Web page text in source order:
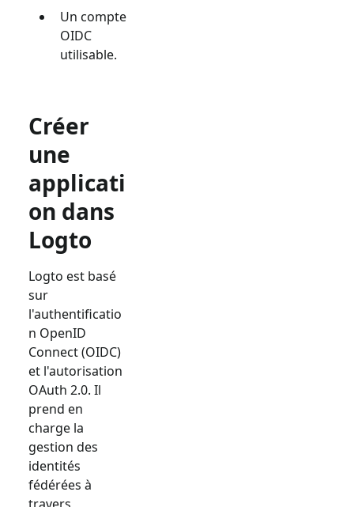
Un compte
OIDC
utilisable.
Créer
une
applicati
on dans
Logto
Logto est basé
sur
l'authentificatio
n OpenID
Connect (OIDC)
et l'autorisation
OAuth 2.0. Il
prend en
charge la
gestion des
identités
fédérées à